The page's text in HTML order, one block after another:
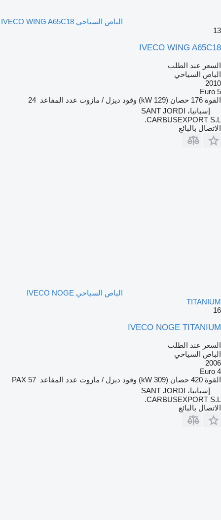
الباص السياحي IVECO WING A65C18
13
IVECO WING A65C18
السعر عند الطلب
الباص السياحي
2010
Euro 5
القوة 176 حصان (129 kW) وقود ديزل / مازوت عدد المقاعد 24
إسبانيا، SANT JORDI
CARBUSEXPORT S.L.
الاتصال بالبائع
الباص السياحي IVECO NOGE
TITANIUM
16
IVECO NOGE TITANIUM
السعر عند الطلب
الباص السياحي
2006
Euro 4
القوة 420 حصان (309 kW) وقود ديزل / مازوت عدد المقاعد 57 PAX
إسبانيا، SANT JORDI
CARBUSEXPORT S.L.
الاتصال بالبائع